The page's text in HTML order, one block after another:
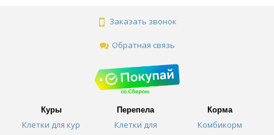
Заказать звонок
Обратная связь
Куры
Клетки для кур
Перепела
Клетки для
Корма
Комбикорм